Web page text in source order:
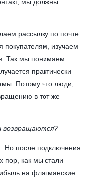
мы должны
рассылку по почте.
покупателям, изучаем
Так мы понимаем
практически
Потому что люди,
в тот же
возвращаются?
Но после подключения
пор, как мы стали
на флагманские